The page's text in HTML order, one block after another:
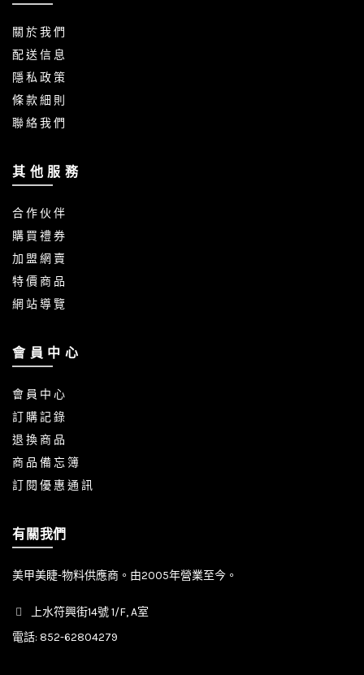
關 於 我 們
配 送 信 息
隱 私 政 策
條 款 細 則
聯 絡 我 們
其 他 服 務
合 作 伙 伴
購 買 禮 券
加 盟 網 賣
特 價 商 品
網 站 導 覽
會 員 中 心
會 員 中 心
訂 購 記 錄
退 換 商 品
商 品 備 忘 簿
訂 閱 優 惠 通 訊
有關我們
美甲美睫-物料供應商。由2005年營業至今。
上水符興街14號 1/F, A室
電話: 852-62804279